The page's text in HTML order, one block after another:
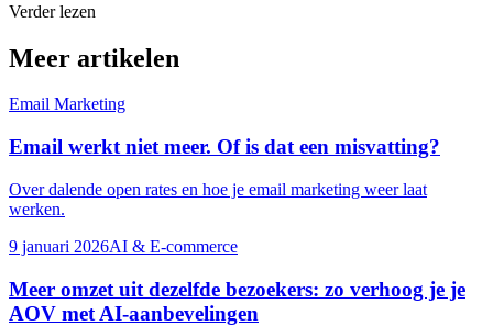
Verder lezen
Meer artikelen
Email Marketing
Email werkt niet meer. Of is dat een misvatting?
Over dalende open rates en hoe je email marketing weer laat
werken.
9 januari 2026AI & E-commerce
Meer omzet uit dezelfde bezoekers: zo verhoog je je
AOV met AI-aanbevelingen